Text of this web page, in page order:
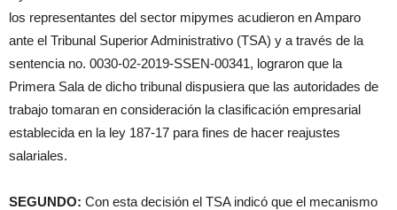
los representantes del sector mipymes acudieron en Amparo
ante el Tribunal Superior Administrativo (TSA) y a través de la
sentencia no. 0030-02-2019-SSEN-00341, lograron que la
Primera Sala de dicho tribunal dispusiera que las autoridades de
trabajo tomaran en consideración la clasificación empresarial
establecida en la ley 187-17 para fines de hacer reajustes
salariales.
SEGUNDO: Con esta decisión el TSA indicó que el mecanismo